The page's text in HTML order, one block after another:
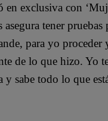
en exclusiva con
tener
para yo
de lo que hizo. Yo
sabe todo lo que